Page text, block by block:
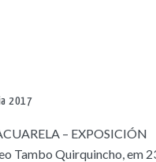
2017
– EXPOSICIÓN
Tambo Quirquincho, em